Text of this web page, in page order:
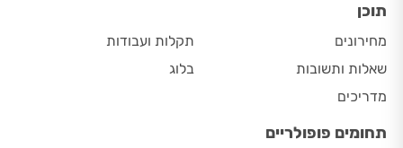
תוכן
מחירונים
שאלות ותשובות
מדריכים
תקלות ועבודות
בלוג
תחומים פופולריים